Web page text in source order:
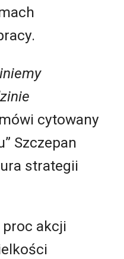
cytowany
Szczepan
strategii
proc akcji